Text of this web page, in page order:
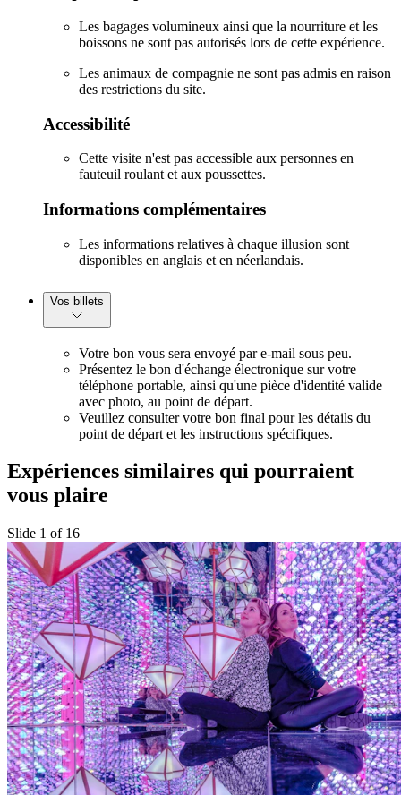
Les bagages volumineux ainsi que la nourriture et les
boissons ne sont pas autorisés lors de cette expérience.
Les animaux de compagnie ne sont pas admis en raison
des restrictions du site.
Accessibilité
Cette visite n'est pas accessible aux personnes en
fauteuil roulant et aux poussettes.
Informations complémentaires
Les informations relatives à chaque illusion sont
disponibles en anglais et en néerlandais.
Vos billets
Votre bon vous sera envoyé par e-mail sous peu.
Présentez le bon d'échange électronique sur votre
téléphone portable, ainsi qu'une pièce d'identité valide
avec photo, au point de départ.
Veuillez consulter votre bon final pour les détails du
point de départ et les instructions spécifiques.
Expériences similaires qui pourraient
vous plaire
Slide 1 of 16